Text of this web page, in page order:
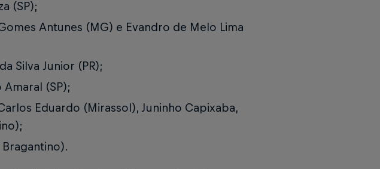
(SP);
Antunes (MG) e Evandro de Melo Lima
Silva Junior (PR);
(SP);
Eduardo (Mirassol), Juninho Capixaba,
Bragantino).